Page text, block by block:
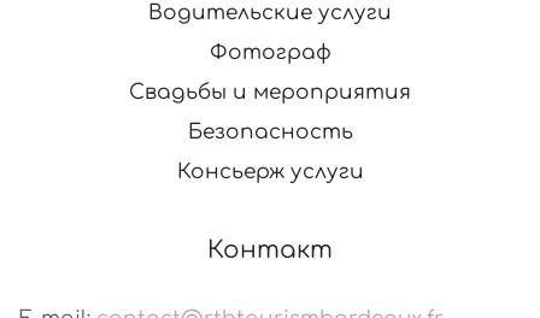
Водительские услуги
Фотограф
Свадьбы и мероприятия
Безопасность
Консьерж услуги
Контакт